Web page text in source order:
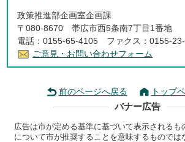
政策推進部企画室企画課
〒080-8670 帯広市西5条南7丁目1番地
電話：0155-65-4105 ファクス：0155-
ご意見・お問い合わせフォーム
前のページへ戻る トップ
バナー広告
広告は市が定める基準に基づいて表示されるも
について市が推奨することを意味するものでは